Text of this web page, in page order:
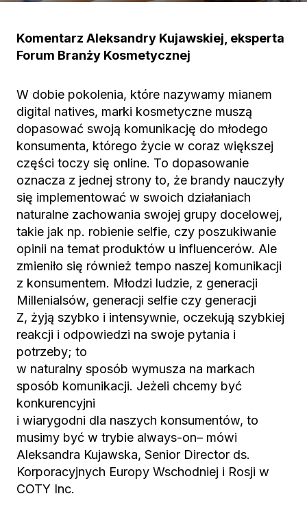
Komentarz Aleksandry Kujawskiej, eksperta
Forum Branży Kosmetycznej
W dobie pokolenia, które nazywamy mianem
digital natives, marki kosmetyczne muszą
dopasować swoją komunikację do młodego
konsumenta, którego życie w coraz większej
części toczy się online. To dopasowanie
oznacza z jednej strony to, że brandy nauczyły
się implementować w swoich działaniach
naturalne zachowania swojej grupy docelowej,
takie jak np. robienie selfie, czy poszukiwanie
opinii na temat produktów u influencerów. Ale
zmieniło się również tempo naszej komunikacji
z konsumentem. Młodzi ludzie, z generacji
Millenialsów, generacji selfie czy generacji
Z, żyją szybko i intensywnie, oczekują szybkiej
reakcji i odpowiedzi na swoje pytania i
potrzeby; to
w naturalny sposób wymusza na markach
sposób komunikacji. Jeżeli chcemy być
konkurencyjni
i wiarygodni dla naszych konsumentów, to
musimy być w trybie always-on– mówi
Aleksandra Kujawska, Senior Director ds.
Korporacyjnych Europy Wschodniej i Rosji w
COTY Inc.